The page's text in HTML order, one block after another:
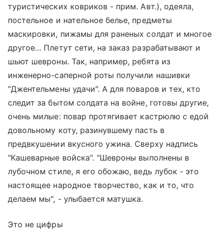
туристических ковриков - прим. Авт.), одеяла,
постельное и нательное белье, предметы
маскировки, пижамы для раненых солдат и многое
другое… Плетут сети, на заказ разрабатывают и
шьют шевроны. Так, например, ребята из
инженерно-саперной роты получили нашивки
"Джентельмены удачи". А для поваров и тех, кто
следит за бытом солдата на войне, готовы другие,
очень милые: повар протягивает кастрюлю с едой
довольному коту, разинувшему пасть в
предвкушении вкусного ужина. Сверху надпись
"Кашеварные войска". "Шевроны выполнены в
лубочном стиле, я его обожаю, ведь лубок - это
настоящее народное творчество, как и то, что
делаем мы", - улыбается матушка.
Это не цифры